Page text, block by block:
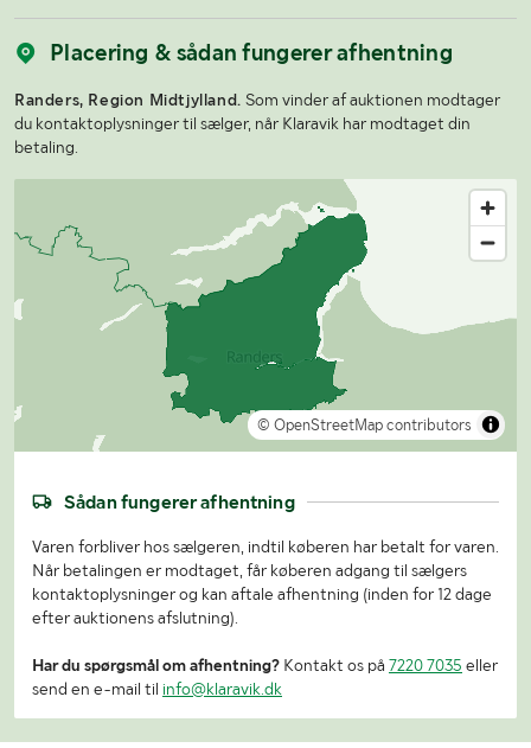
Placering & sådan fungerer afhentning
Randers, Region Midtjylland. Som vinder af auktionen modtager
du kontaktoplysninger til sælger, når Klaravik har modtaget din
betaling.
© OpenStreetMap contributors
Sådan fungerer afhentning
Varen forbliver hos sælgeren, indtil køberen har betalt for varen.
Når betalingen er modtaget, får køberen adgang til sælgers
kontaktoplysninger og kan aftale afhentning (inden for 12 dage
efter auktionens afslutning).
Har du spørgsmål om afhentning? Kontakt os på 7220 7035 eller
send en e-mail til info@klaravik.dk